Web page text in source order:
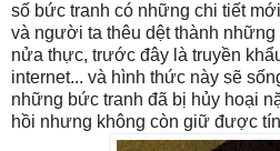
số bức tranh có những chi tiết
và người ta thêu dệt thành
nửa thực, trước đây là truyền
internet... và hình thức này sẽ
những bức tranh đã bị hủy hoại
hồi nhưng không còn giữ được